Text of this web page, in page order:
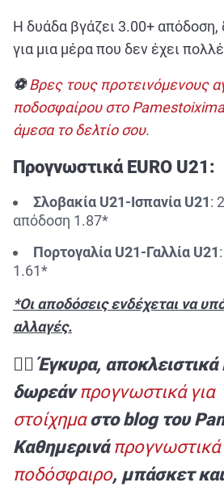
Η δυάδα βγάζει 3.00+ απόδοση,
για μια μέρα που δεν έχει
⚽ Βρες τους προτεινόμενους
ποδοσφαίρου στο
άμεσα το δελτίο σου.
Προγνωστικά EURO U21:
Σλοβακία U21-Ισπανία U21:
απόδοση 1.87*
Πορτογαλία U21-Γαλλία U21
1.61*
*Οι αποδόσεις ενδέχεται να
αλλαγές.
✍🏻 Έγκυρα, αποκλειστικά
δωρεάνπρογνωστικά για
στοίχημαστο blog του
Καθημερινά προγνωστικά
ποδόσφαιρο, μπάσκετ